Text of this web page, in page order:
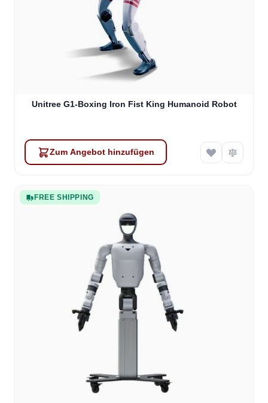
Unitree G1-Boxing Iron Fist King Humanoid Robot
Zum Angebot hinzufügen
FREE SHIPPING